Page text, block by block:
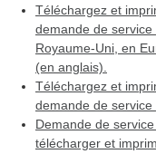
Téléchargez et
demande de
Royaume-Uni, en
(en anglais).
Téléchargez et
demande de service
Demande de
télécharger et